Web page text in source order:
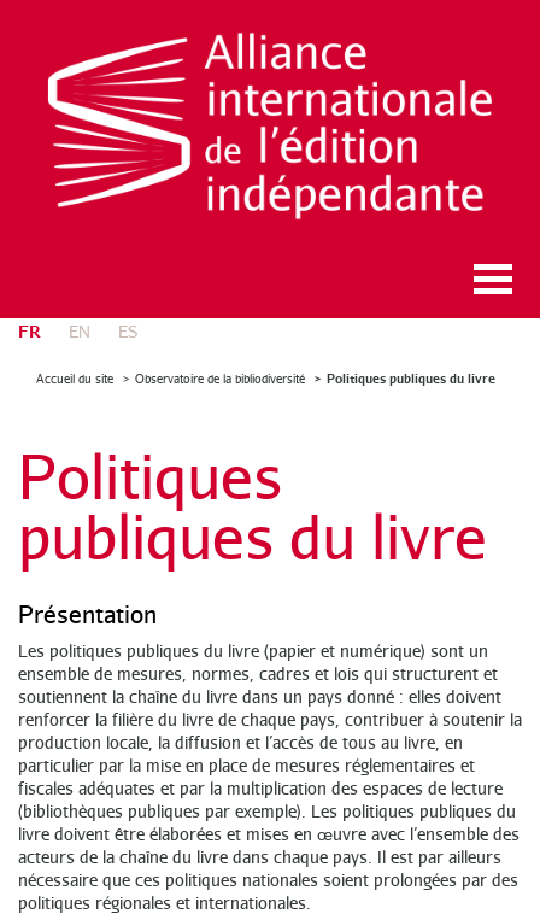
FR EN ES
Accueil du site Observatoire de la bibliodiversité Politiques publiques du livre
Politiques
publiques du livre
Présentation
Les politiques publiques du livre (papier et numérique) sont un
ensemble de mesures, normes, cadres et lois qui structurent et
soutiennent la chaîne du livre dans un pays donné : elles doivent
renforcer la filière du livre de chaque pays, contribuer à soutenir la
production locale, la diffusion et l’accès de tous au livre, en
particulier par la mise en place de mesures réglementaires et
fiscales adéquates et par la multiplication des espaces de lecture
(bibliothèques publiques par exemple). Les politiques publiques du
livre doivent être élaborées et mises en œuvre avec l’ensemble des
acteurs de la chaîne du livre dans chaque pays. Il est par ailleurs
nécessaire que ces politiques nationales soient prolongées par des
politiques régionales et internationales.